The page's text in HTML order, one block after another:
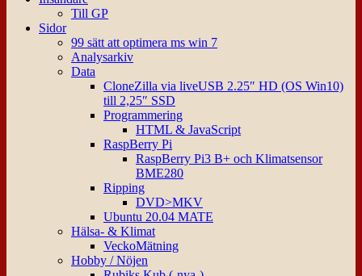
Till GP
Sidor
99 sätt att optimera ms win 7
Analysarkiv
Data
CloneZilla via liveUSB 2.25″ HD (OS Win10)
till 2,25″ SSD
Programmering
HTML & JavaScript
RaspBerry Pi
RaspBerry Pi3 B+ och Klimatsensor
BME280
Ripping
DVD>MKV
Ubuntu 20.04 MATE
Hälsa- & Klimat
VeckoMätning
Hobby / Nöjen